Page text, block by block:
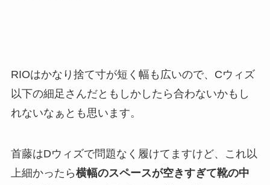
RIOはかなり捨て寸が短く幅も広いので、Cウィズ
以下の細足さんだともしかしたら合わないかもし
れないなぁとも思います。
首藤はDウィズで問題なく履けてますけど、これ以
上細かったら横幅のスペースが空きすぎて靴の中